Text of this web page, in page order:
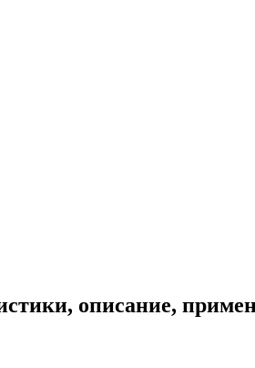
описание,